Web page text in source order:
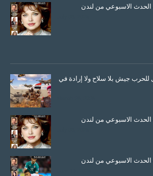
للحرب جيش بلا سلاح ولا إرادة في